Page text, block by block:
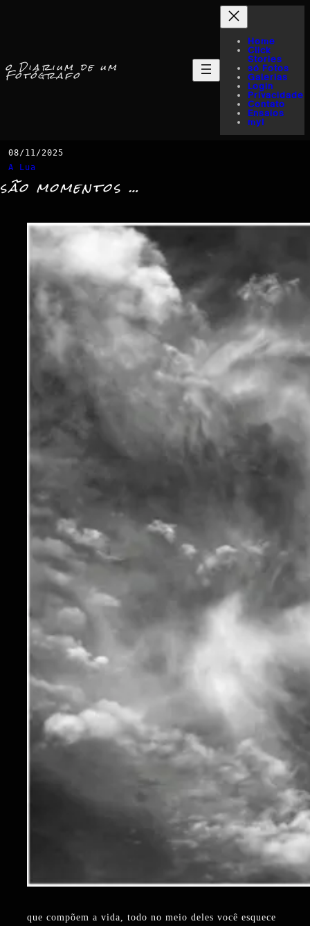
o Diarium de um
Fotógrafo
Home
Click
Stories
só Fotos
Galerias
Login
Privacidade
Contato
Ensaios
myI
08/11/2025
A Lua
são momentos …
que compõem a vida, todo no meio deles você esquece